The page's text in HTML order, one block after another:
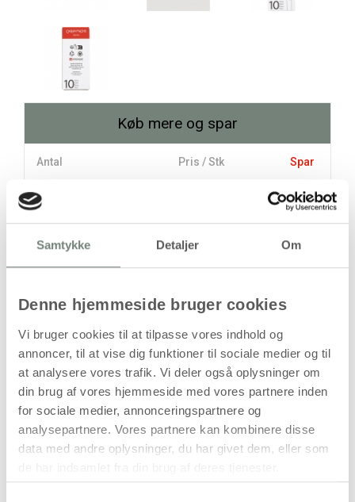
Samtykke Detaljer Om
Denne hjemmeside bruger cookies
Vi bruger cookies til at tilpasse vores indhold og
annoncer, til at vise dig funktioner til sociale medier og til
at analysere vores trafik. Vi deler også oplysninger om
din brug af vores hjemmeside med vores partnere inden
for sociale medier, annonceringspartnere og
analysepartnere. Vores partnere kan kombinere disse
data med andre oplysninger, du har givet dem, eller som
Køb mere og spar
Antal Pris / Stk Spar
10 stk 121,44 kr. 285,00 kr.
(119,95kr.ekskl. moms)
Leveringsomkostninger
Læg i kurven